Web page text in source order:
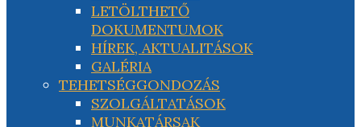
LETÖLTHETŐ
DOKUMENTUMOK
HÍREK, AKTUALITÁSOK
GALÉRIA
TEHETSÉGGONDOZÁS
SZOLGÁLTATÁSOK
MUNKATÁRSAK